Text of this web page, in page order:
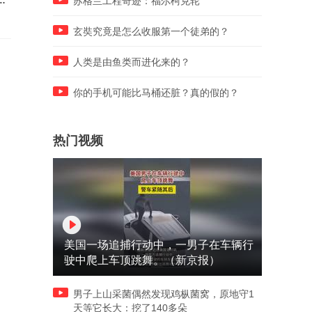
玄奘究竟是怎么收服第一个徒弟的？
人类是由鱼类而进化来的？
你的手机可能比马桶还脏？真的假的？
热门视频
美国一场追捕行动中，一男子在车辆行
驶中爬上车顶跳舞。（新京报）
男子上山采菌偶然发现鸡枞菌窝，原地守1
天等它长大：挖了140多朵